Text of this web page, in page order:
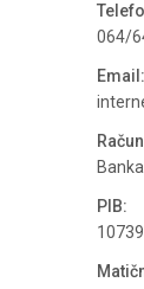
064/
Email:
Račun
PIB: